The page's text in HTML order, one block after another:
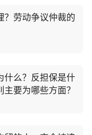
？劳动争议仲裁的
什么？反担保是什
要为哪些方面？